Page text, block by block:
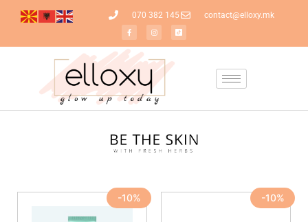
070 382 145 contact@elloxy.mk
-10% -10%